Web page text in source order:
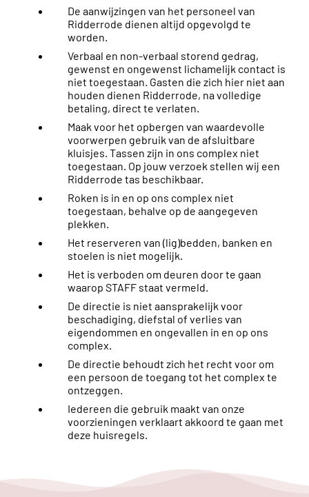
De aanwijzingen van het personeel van
Ridderrode dienen altijd opgevolgd te
worden.
Verbaal en non-verbaal storend gedrag,
gewenst en ongewenst lichamelijk contact is
niet toegestaan. Gasten die zich hier niet aan
houden dienen Ridderrode, na volledige
betaling, direct te verlaten.
Maak voor het opbergen van waardevolle
voorwerpen gebruik van de afsluitbare
kluisjes. Tassen zijn in ons complex niet
toegestaan. Op jouw verzoek stellen wij een
Ridderrode tas beschikbaar.
Roken is in en op ons complex niet
toegestaan, behalve op de aangegeven
plekken.
Het reserveren van (lig)bedden, banken en
stoelen is niet mogelijk.
Het is verboden om deuren door te gaan
waarop STAFF staat vermeld.
De directie is niet aansprakelijk voor
beschadiging, diefstal of verlies van
eigendommen en ongevallen in en op ons
complex.
De directie behoudt zich het recht voor om
een persoon de toegang tot het complex te
ontzeggen.
Iedereen die gebruik maakt van onze
voorzieningen verklaart akkoord te gaan met
deze huisregels.